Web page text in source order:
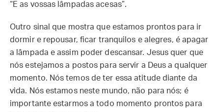
“E as vossas lâmpadas acesas”.
Outro sinal que mostra que estamos prontos para ir
dormir e repousar, ficar tranquilos e alegres, é apagar
a lâmpada e assim poder descansar. Jesus quer que
nós estejamos a postos para servir a Deus a qualquer
momento. Nós temos de ter essa atitude diante da
vida. Nós estamos neste mundo, não para nós; é
importante estarmos a todo momento prontos para